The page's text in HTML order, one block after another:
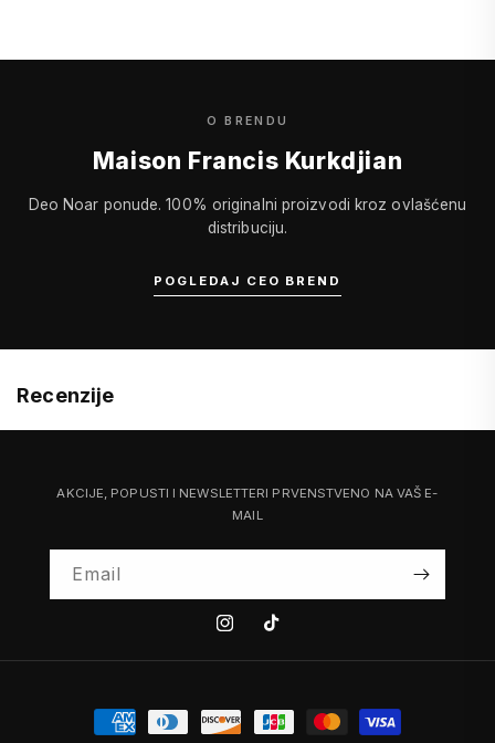
O BRENDU
Maison Francis Kurkdjian
Deo Noar ponude. 100% originalni proizvodi kroz ovlašćenu
distribuciju.
POGLEDAJ CEO BREND
Recenzije
AKCIJE, POPUSTI I NEWSLETTERI PRVENSTVENO NA VAŠ E-
MAIL
Email
InstagramTiktok